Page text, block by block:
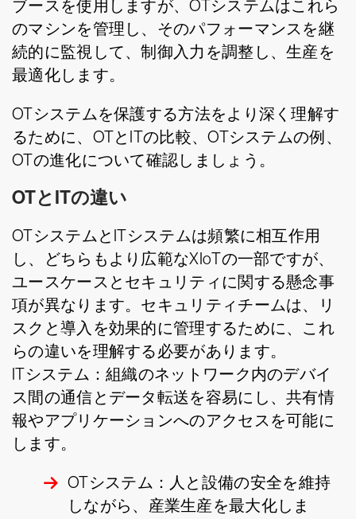
ブースを使用しますが、OTシステムはこれら
のマシンを管理し、そのパフォーマンスを継
続的に監視して、制御入力を調整し、生産を
最適化します。
OTシステムを保護する方法をより深く理解す
るために、OTとITの比較、OTシステムの例、
OTの進化について確認しましょう。
OTとITの違い
OTシステムとITシステムは頻繁に相互作用
し、どちらもより広範なXIoTの一部ですが、
ユースケースとセキュリティに関する懸念事
項が異なります。セキュリティチームは、リ
スクと導入を効果的に管理するために、これ
らの違いを理解する必要があります。
ITシステム：組織のネットワーク内のデバイ
ス間の通信とデータ転送を容易にし、共有情
報やアプリケーションへのアクセスを可能に
します。
OTシステム：人と設備の安全を維持
しながら、産業生産を最大化しま